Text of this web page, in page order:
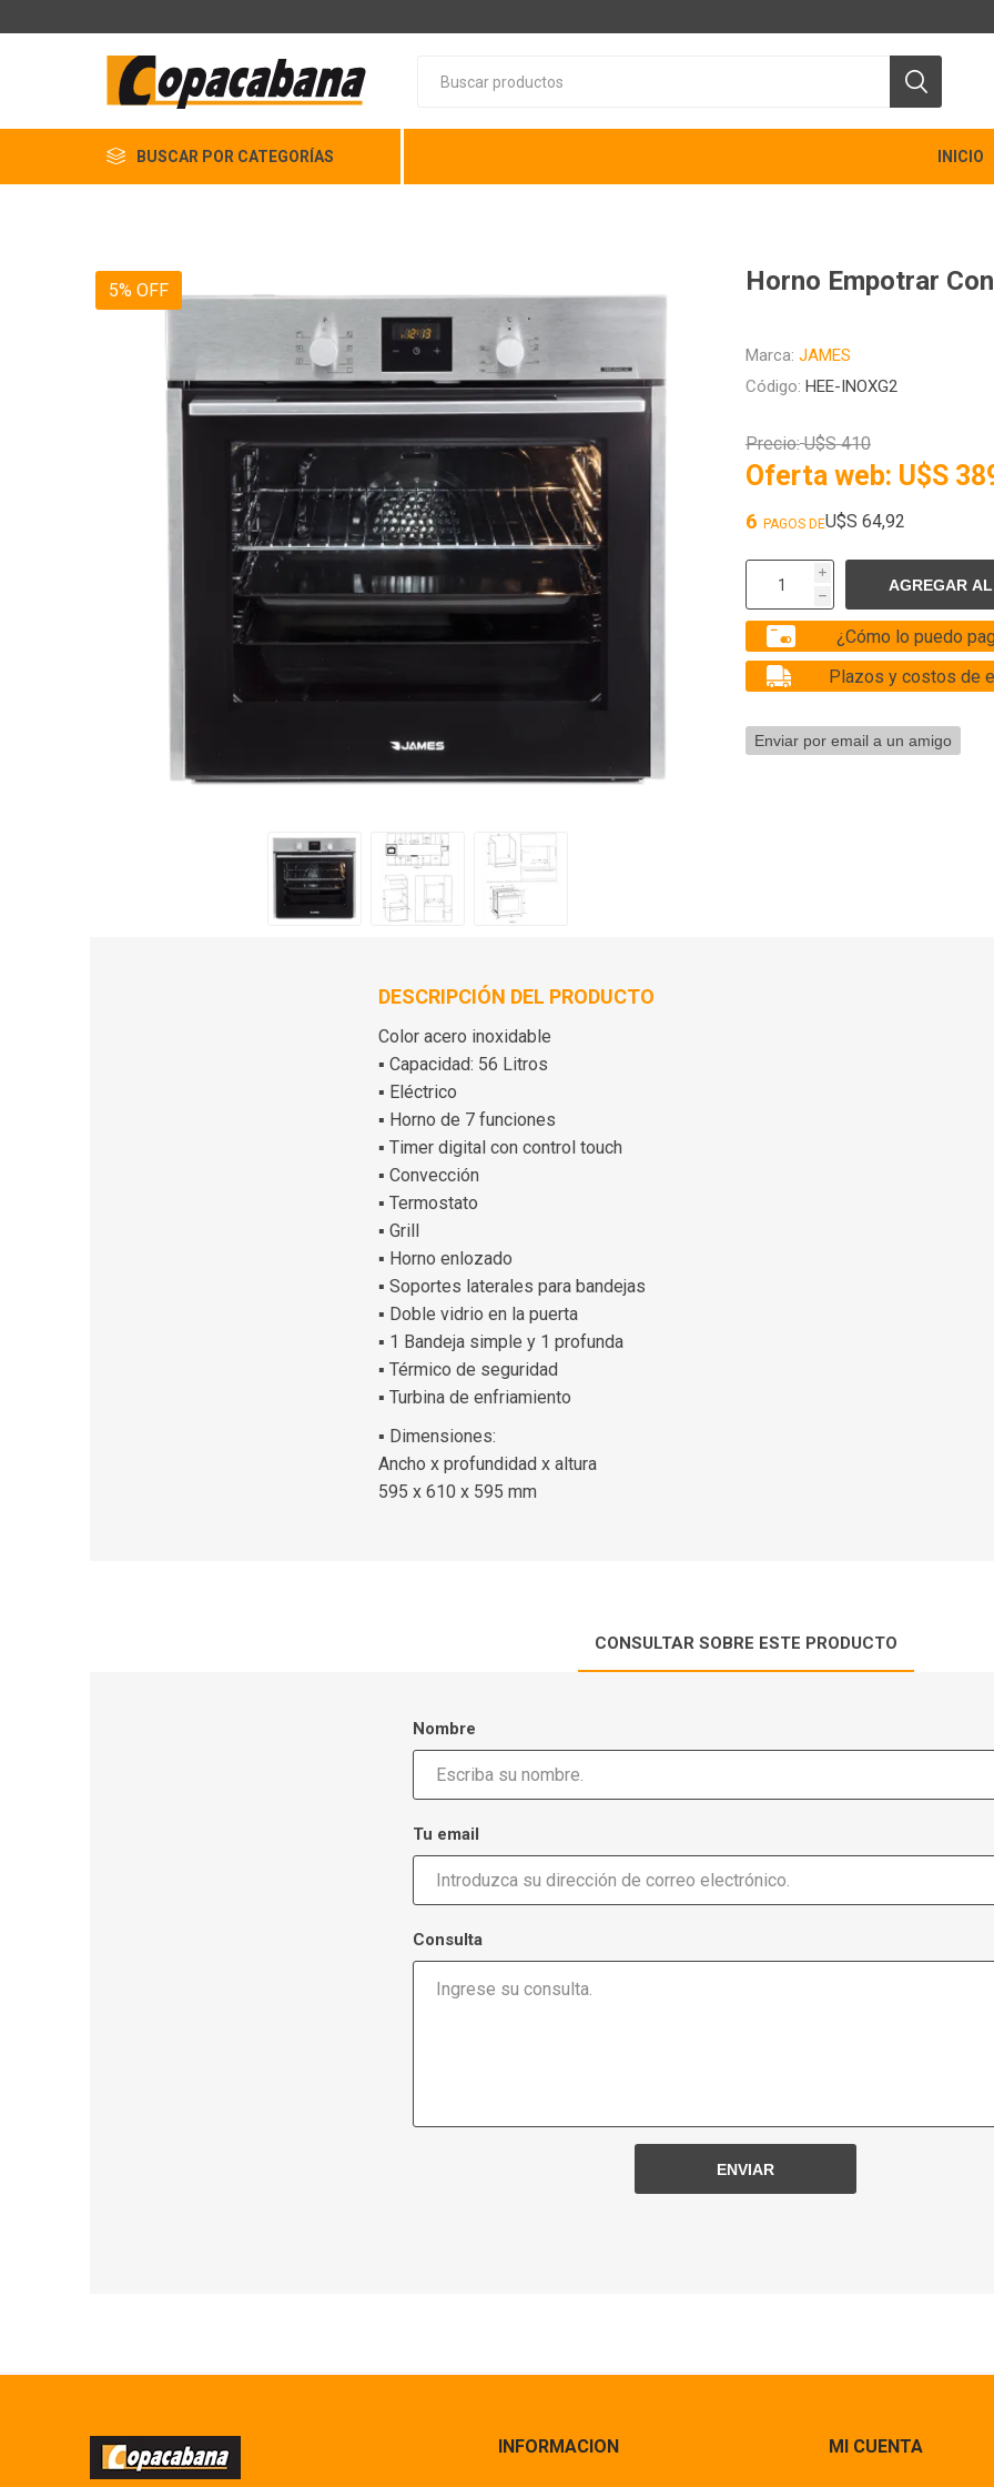
BUSCAR POR CATEGORÍAS INICIO
5% OFF Horno Empotrar
Marca: JAMES
Código: HEE-INOXG2
Precio: U$S 410
Oferta web: U$S
6 PAGOS DEU$S 64,92
i
h
¿Cómo lo puedo
Plazos y costos de
DESCRIPCIÓN DEL PRODUCTO
Color acero inoxidable
▪ Capacidad: 56 Litros
▪ Eléctrico
▪ Horno de 7 funciones
▪ Timer digital con control touch
▪ Convección
▪ Termostato
▪ Grill
▪ Horno enlozado
▪ Soportes laterales para bandejas
▪ Doble vidrio en la puerta
▪ 1 Bandeja simple y 1 profunda
▪ Térmico de seguridad
▪ Turbina de enfriamiento
▪ Dimensiones:
Ancho x profundidad x altura
595 x 610 x 595 mm
CONSULTAR SOBRE ESTE PRODUCTO
Nombre
Tu email
Consulta
INFORMACION MI CUENTA